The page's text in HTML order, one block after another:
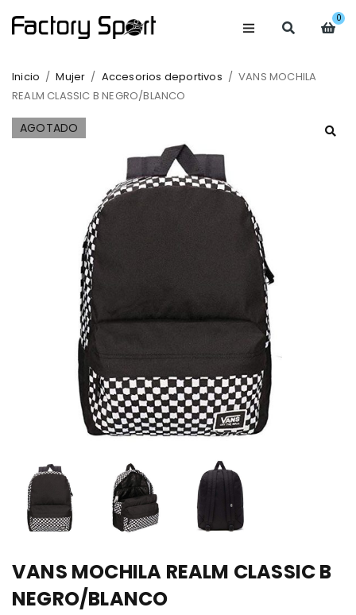
0
Inicio / Mujer / Accesorios deportivos / VANS MOCHILA
REALM CLASSIC B NEGRO/BLANCO
AGOTADO
VANS MOCHILA REALM CLASSIC B
NEGRO/BLANCO